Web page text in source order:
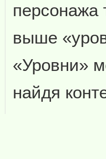
персонажа
выше
«Уровни»
найдя